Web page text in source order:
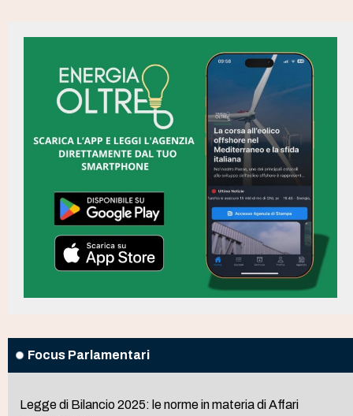
Focus Parlamentari
Legge di Bilancio 2025: le norme in materia di Affari